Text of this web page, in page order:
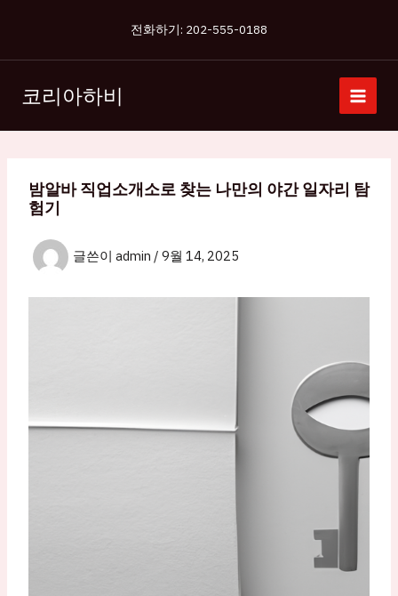
츠
너
전화하기: 202-555-0188
코리아하비
밤알바 직업소개소로 찾는 나만의 야간 일자리 탐
험기
글쓴이 admin / 9월 14, 2025